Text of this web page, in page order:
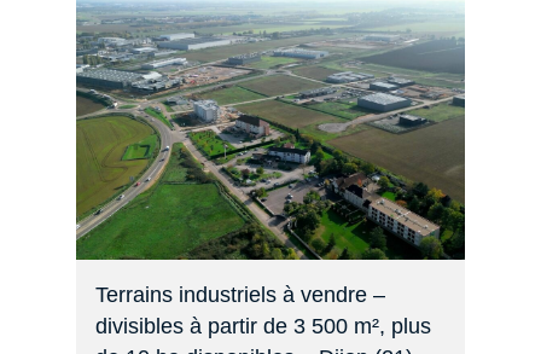
Terrains industriels à vendre –
divisibles à partir de 3 500 m², plus